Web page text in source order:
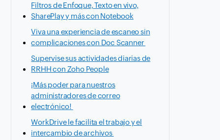
Filtros de Enfoque, Texto en vivo,
SharePlay y más con Notebook
Viva una experiencia de escaneo sin
complicaciones con Doc Scanner
Supervise sus actividades diarias de
RRHH con Zoho People
¡Más poder para nuestros
administradores de correo
electrónico!
WorkDrive le facilita el trabajo y el
intercambio de archivos